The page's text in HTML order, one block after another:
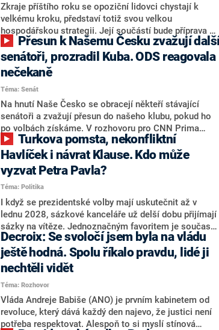
Zkraje příštího roku se opoziční lidovci chystají k
velkému kroku, představí totiž svou velkou
hospodářskou strategii. Její součástí bude příprava na
stárnutí populace, řekl ve středu na setkání s novináři
nový předseda lidovců Jan Grolich. Ten zároveň v
senátních volbách kandiduje ve Vyškově. Popsal i
aktivitu opozice, o níž vládní strany nebo političtí
komentátoři mluví jako o slabé a v defenzivě. „Je to
úmorná práce upozorňovat na chyby vlády. Ministři s
námi navíc nechodí do debat. Chceme ale ukazovat
svoje témata,“ odpověděl Grolich na dotaz CNN Prima
NEWS.
senátoři, prozradil Kuba. ODS reagovala
nečekaně
Téma: Senát
Na hnutí Naše Česko se obracejí někteří stávající
senátoři a zvažují přesun do našeho klubu, pokud ho
po volbách získáme. V rozhovoru pro CNN Prima
NEWS to řekl zakladatel hnutí a jihočeský hejtman
Martin Kuba. Konkrétní nebyl, ale získat by takto mohl
například senátora Zdeňka Hrabu, který je dnes
součástí klubu ODS a TOP 09. Hraba to na dotaz
redakce nevyloučil. Předseda klubu senátorů ODS
Zdeněk Nytra redakci řekl, že počítá s odchodem
některých senátorů z klubu a že Naše Česko není
nepřítel, ale soupeř.
Havlíček i návrat Klause. Kdo může
vyzvat Petra Pavla?
Téma: Politika
I když se prezidentské volby mají uskutečnit až v
lednu 2028, sázkové kanceláře už delší dobu přijímají
sázky na vítěze. Jednoznačným favoritem je současná
hlava státu Petr Pavel. Daleko za ním pak bookmakeři
zmiňují dva výrazné politiky ANO, tedy premiéra
Andreje Babiše a ministra průmyslu Karla Havlíčka.
Oblíbeným tipem samotných sázkařů je poslanec za
Motoristy Filip Turek. Politolog Jan Kubáček nicméně
o případné kandidatuře kohokoliv ze zmíněné trojice
značně pochybuje. Podle něj současná koalice dosud
nemá osobu, která by Pavlovi mohla konkurovat.
Decroix: Se svoločí jsem byla na vládu
ještě hodná. Spolu říkalo pravdu, lidé ji
nechtěli vidět
Téma: Rozhovor
Vláda Andreje Babiše (ANO) je prvním kabinetem od
revoluce, který dává každý den najevo, že justici není
potřeba respektovat. Alespoň to si myslí stínová